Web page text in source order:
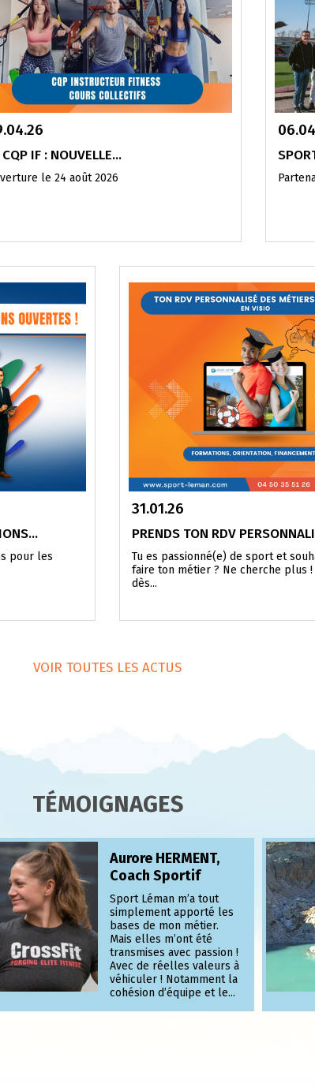
CQP IF : NOUVELLE...
le 24 août 2026
pour les
31.01.26
PRENDS TON RDV
Tu es passionné(e) de sport et
faire ton métier ? Ne cherche plus !
dès...
VOIR TOUTES LES ACTUS
TÉMOIGNAGES
Aurore HERMENT,
Coach Sportif
Sport Léman m’a tout
simplement apporté les
bases de mon métier.
Mais elles m’ont été
transmises avec passion !
Avec de réelles valeurs à
véhiculer ! Notamment la
cohésion d’équipe et le...